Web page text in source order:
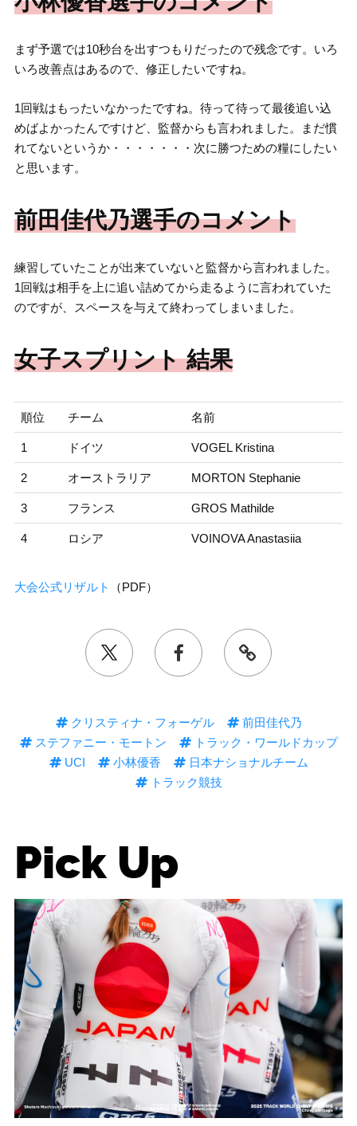
まず予選では10秒台を出すつもりだったので残念です。いろ
いろ改善点はあるので、修正したいですね。
1回戦はもったいなかったですね。待って待って最後追い込
めばよかったんですけど、監督からも言われました。まだ慣
れてないというか・・・・・・・次に勝つための糧にしたい
と思います。
前田佳代乃選手のコメント
練習していたことが出来ていないと監督から言われました。
1回戦は相手を上に追い詰めてから走るように言われていた
のですが、スペースを与えて終わってしまいました。
女子スプリント 結果
順位 チーム 名前
1 ドイツ VOGEL Kristina
2 オーストラリア MORTON Stephanie
3 フランス GROS Mathilde
4 ロシア VOINOVA Anastasiia
大会公式リザルト （PDF）
クリスティナ・フォーゲル
前田佳代乃
ステファニー・モートン
トラック・ワールドカップ
UCI
小林優香
日本ナショナルチーム
トラック競技
Pick Up